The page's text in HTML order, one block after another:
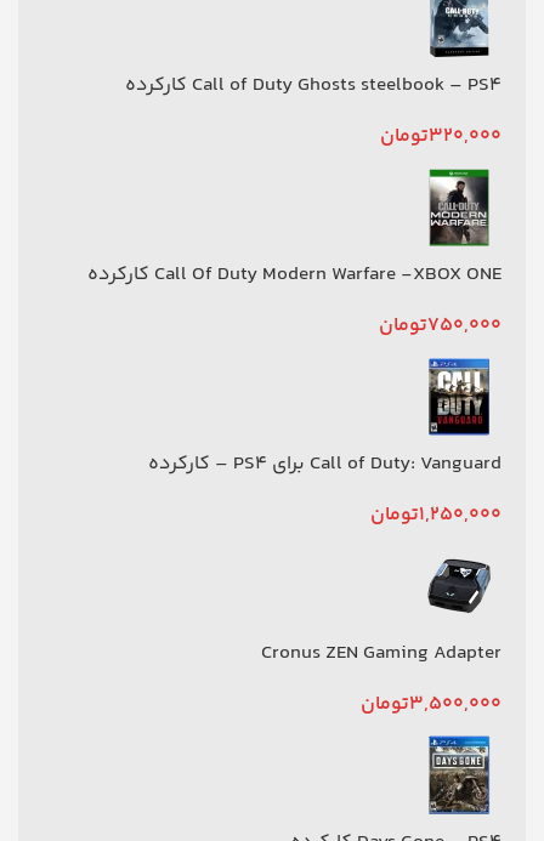
Call of Duty Ghosts steelbook – PS4 کارکرده
320,000تومان
Call Of Duty Modern Warfare -XBOX ONE کارکرده
750,000تومان
Call of Duty: Vanguard برای PS4 – کارکرده
1,250,000تومان
Cronus ZEN Gaming Adapter
3,500,000تومان